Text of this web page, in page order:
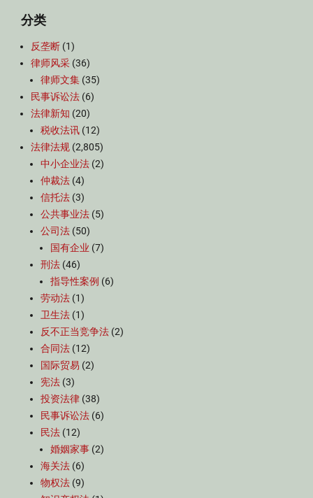
分类
反垄断 (1)
律师风采 (36)
律师文集 (35)
民事诉讼法 (6)
法律新知 (20)
税收法讯 (12)
法律法规 (2,805)
中小企业法 (2)
仲裁法 (4)
信托法 (3)
公共事业法 (5)
公司法 (50)
国有企业 (7)
刑法 (46)
指导性案例 (6)
劳动法 (1)
卫生法 (1)
反不正当竞争法 (2)
合同法 (12)
国际贸易 (2)
宪法 (3)
投资法律 (38)
民事诉讼法 (6)
民法 (12)
婚姻家事 (2)
海关法 (6)
物权法 (9)